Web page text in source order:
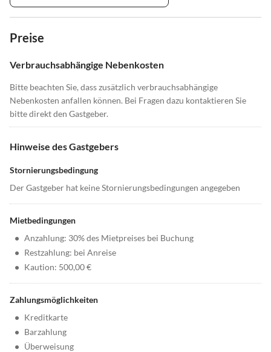
Preise
Verbrauchsabhängige Nebenkosten
Bitte beachten Sie, dass zusätzlich verbrauchsabhängige
Nebenkosten anfallen können. Bei Fragen dazu kontaktieren Sie
bitte direkt den Gastgeber.
Hinweise des Gastgebers
Stornierungsbedingung
Der Gastgeber hat keine Stornierungsbedingungen angegeben
Mietbedingungen
• Anzahlung: 30% des Mietpreises bei Buchung
• Restzahlung: bei Anreise
• Kaution: 500,00 €
Zahlungsmöglichkeiten
• Kreditkarte
• Barzahlung
• Überweisung